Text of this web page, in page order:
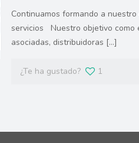
Continuamos formando a
servicios Nuestro objetivo como
asociadas, distribuidoras […]
¿Te ha gustado? 1